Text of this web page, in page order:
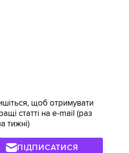
щоб отримувати
статті на e-mail (раз
тижні)
ПІДПИСАТИСЯ